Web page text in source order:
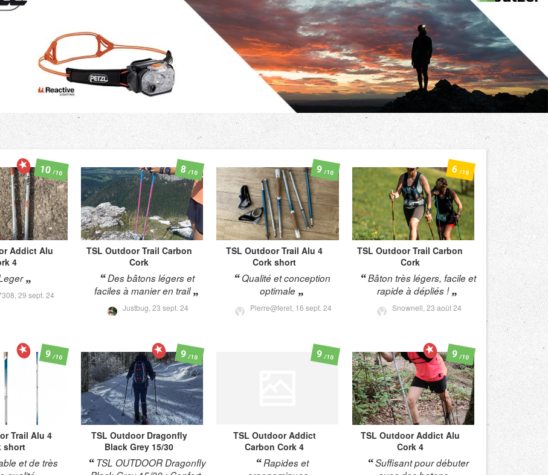
Addict Alu
4
29 sept. 24
10/10
TSL Outdoor Trail Carbon
Cork
Des bâtons légers et
faciles à manier en trail
Justbug,23 sept. 24
8/10
TSL Outdoor Trail Alu 4
Cork short
Qualité et conception
optimale
Pierre@feret, 16 sept. 24
9/10
TSL Outdoor Trail Carbon
Cork
Bâton très légers, facile et
rapide à dépliés !
Snownell, 23 août 24
6/10
Trail Alu 4
short
et de très
9/10
TSL Outdoor Dragonfly
Black Grey 15/30
TSL OUTDOOR Dragonfly
9/10
TSL Outdoor Addict
Carbon Cork 4
Rapides et
9/10
TSL Outdoor Addict Alu
Cork 4
Suffisant pour débuter
9/10